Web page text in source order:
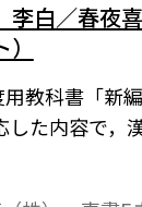
李白／春夜
教科書「新
した内容で，